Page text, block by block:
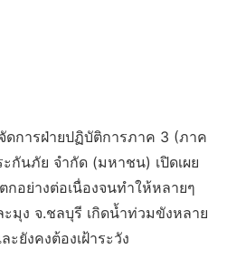
ดการฝ่ายปฏิบัติการภาค 3 (ภาค
กันภัย จำกัด (มหาชน) เปิดเผย
อย่างต่อเนื่องจนทำให้หลายๆ
มุง จ.ชลบุรี เกิดน้ำท่วมขังหลาย
ยังคงต้องเฝ้าระวัง